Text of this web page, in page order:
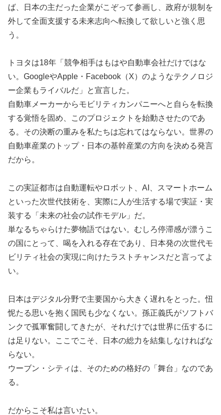
ば、日本の主だった企業がこぞって参画し、政府が規制を
外して全面支援する未来志向へ転換して欲しいと強く思
う。
トヨタは18年「競争相手はもはや自動車会社だけではな
い。GoogleやApple・Facebook（X）のようなテクノロジ
ー企業もライバルだ」と宣言した。
自動車メーカーからモビリティカンパニーへと自らを転換
する覚悟を固め、このプロジェクトを始動させたのであ
る。その決断の重みを私たちは忘れてはならない。世界の
自動車産業のトップ・日本の基幹産業の方向を決める発言
だから。
この実証都市は自動運転やロボット、AI、スマートホーム
といった次世代技術を、実際に人が生活する場で実証・実
装する「未来の社会の試作モデル」だ。
単なるちゃらけた夢物語ではない。むしろ停滞感が漂うこ
の国にとって、喝を入れる存在であり、日本発の次世代モ
ビリティ社会の実現に向けたラストチャンスだと言ってよ
い。
日本はデジタル分野で主要国から大きく遅れをとった。忸
怩たる思いを抱く国民も少なくない。孫正義氏がソフトバ
ンクで孤軍奮闘してきたが、それだけでは世界に伍するに
は足りない。ここでこそ、日本の総力を結集しなければな
らない。
ウーブン・シティは、そのための格好の「舞台」なのであ
る。
だからこそ私は言いたい。